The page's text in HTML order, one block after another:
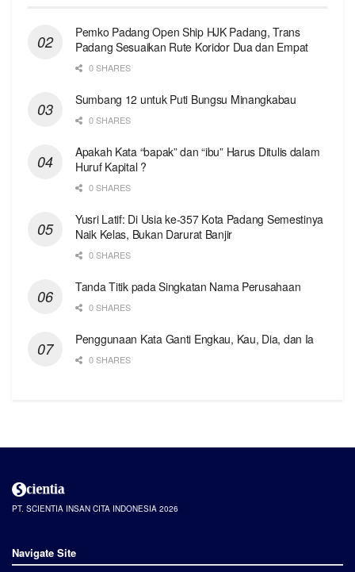
Pemko Padang Open Ship HJK Padang, Trans
Padang Sesuaikan Rute Koridor Dua dan Empat
0 SHARES
Sumbang 12 untuk Puti Bungsu Minangkabau
0 SHARES
Apakah Kata “bapak” dan “ibu” Harus Ditulis dalam
Huruf Kapital ?
0 SHARES
Yusri Latif: Di Usia ke-357 Kota Padang Semestinya
Naik Kelas, Bukan Darurat Banjir
0 SHARES
Tanda Titik pada Singkatan Nama Perusahaan
0 SHARES
Penggunaan Kata Ganti Engkau, Kau, Dia, dan Ia
0 SHARES
PT. SCIENTIA INSAN CITA INDONESIA 2026
Navigate Site